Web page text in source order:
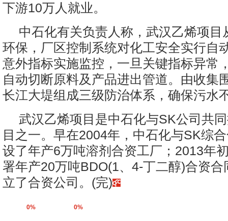
下游10万人就业。
中石化有关负责人称，武汉乙烯项目
环保，厂区控制系统对化工安全实行自
意外指标实施监控，一旦关键指标异常
自动切断原料及产品进出管道。由收集
长江大堤组成三级防治体系，确保污水
武汉乙烯项目是中石化与SK公司共
目之一。早在2004年，中石化与SK综
设了年产6万吨溶剂合资工厂；2013年
署年产20万吨BDO(1、4-丁二醇)合资
立了合资公司。(完)
0% 0%